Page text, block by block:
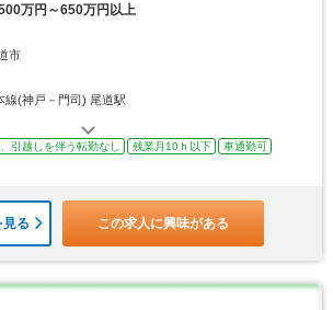
500万円～650万円以上
市
線(神戸－門司) 尾道駅
引越しを伴う転勤なし 残業月10ｈ以下
車通勤可
る この求人に興味がある